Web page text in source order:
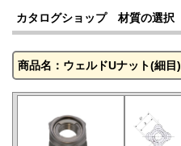
カタログショップ 材質の選択
商品名：ウェルドUナット(細目)